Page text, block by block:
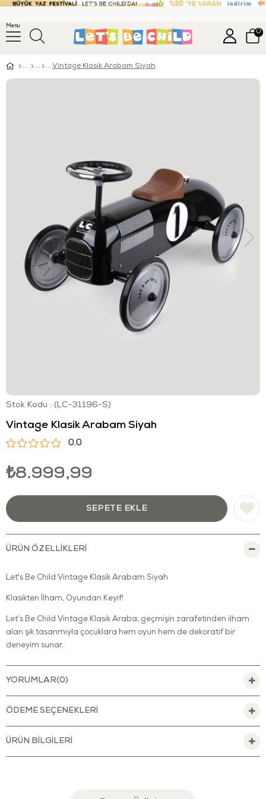
Menu
0
Vintage Klasik Arabam Siyah
Stok Kodu (LC-31196-S)
Vintage Klasik Arabam Siyah
0.0
₺8.999,99
ÜRÜN ÖZELLIKLERI
Let's Be Child Vintage Klasik Arabam Siyah
Klasikten İlham, Oyundan Keyif!
Let’s Be Child Vintage Klasik Araba, geçmişin zarafetinden ilham
alan şık tasarımıyla çocuklara hem oyun hem de dekoratif bir
deneyim sunar.
zarif bir parçadır. Estetik görünümüyle dikkat çekerken, sağlam
yapısıyla uzun süre güvenle kullanılabilir.
kontrolüyle yönlendirme yaparken motor becerilerini geliştirir, el-
göz koordinasyonunu destekler ve denge duygusunu güçlendirir.
YORUMLAR(0)
ÖDEME SEÇENEKLERI
ÜRÜN BILGILERI